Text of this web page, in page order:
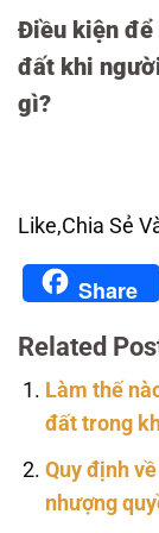
Điều kiện để
đất khi
gì?
Like,Chia Sẻ
Share
Related
Làm thế
đất trong
Quy định
nhượng